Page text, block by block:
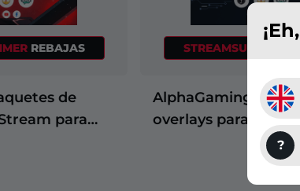
?
REBAJAS
de
para
STREAMSUMMER
AlphaGaming
overlays para